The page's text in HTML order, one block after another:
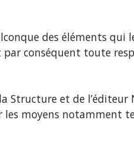
des éléments qui
par conséquent toute
Structure et de l’éditeur
moyens notamment